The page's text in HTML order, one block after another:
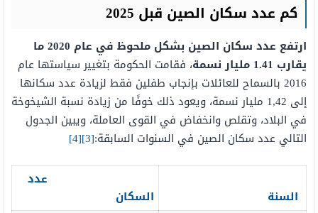
كم عدد سكان الصين قبل 2025
ارتفع عدد سكان الصين بشكل ملحوظ في عام 2020 ما
يقارب 1.41 مليار نسمة
، فقامت الحكومة بتغيير سياستها عام
2016 بالسماح للعائلات بإنجاب طفلين فقط لزيادة عدد سكانها
إلى 1,42 مليار نسمة، ويعود ذلك خوفًا من زيادة نسبة الشيخوخة
في البلاد، وتقلص وانخفاض في القوى العاملة، ويبين الجدول
التالي عدد سكان الصين في السنوات السابقة:[3]
[4]
السنة
عدد
السكان